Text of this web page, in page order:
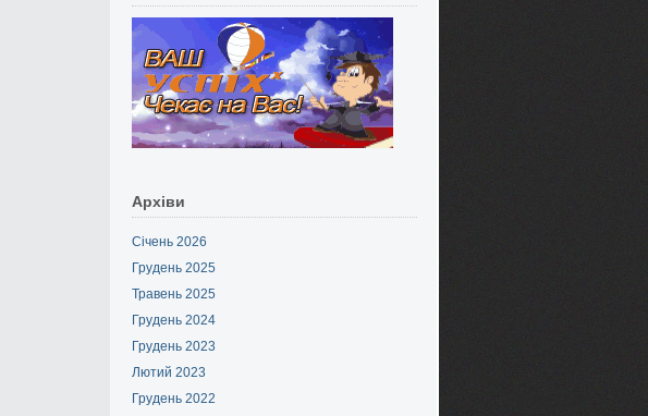
Архіви
Січень 2026
Грудень 2025
Травень 2025
Грудень 2024
Грудень 2023
Лютий 2023
Грудень 2022